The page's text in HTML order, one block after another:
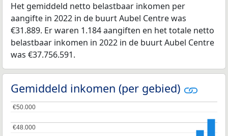
Het gemiddeld netto belastbaar inkomen per
aangifte in 2022 in de buurt Aubel Centre was
€31.889. Er waren 1.184 aangiften en het totale netto
belastbaar inkomen in 2022 in de buurt Aubel Centre
was €37.756.591.
Gemiddeld inkomen (per gebied)
€48.000
€48.000
€50.000
€50.000